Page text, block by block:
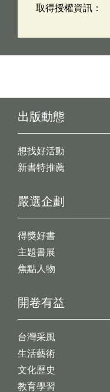
取得授權資訊：
出版動態
想找好活動
新書特推薦
開卷有益
台灣采風
生活藝術
文化歷史
教育學習
嚴選企劃
得獎好書
主題書展
焦點人物